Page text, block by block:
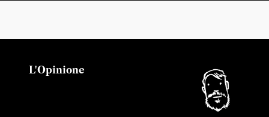
L'Opinione